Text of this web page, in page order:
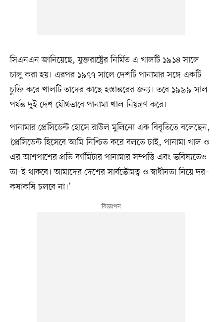
সিএনএন জানিয়েছে, যুক্তরাষ্ট্রের নির্মিত এ খালটি ১৯১৪ সালে
চালু করা হয়। এরপর ১৯৭৭ সালে দেশটি পানামার সঙ্গে একটি
চুক্তি করে খালটি তাদের কাছে হস্তান্তরের জন্য। তবে ১৯৯৯ সাল
পর্যন্ত দুই দেশ যৌথভাবে পানামা খাল নিয়ন্ত্রণ করে।
পানামার প্রেসিডেন্ট হোসে রাউল মুলিনো এক বিবৃতিতে বলেছেন,
‘প্রেসিডেন্ট হিসেবে আমি নিশ্চিত করে বলতে চাই, পানামা খাল ও
এর আশপাশের প্রতি বর্গমিটার পানামার সম্পত্তি এবং ভবিষ্যতেও
তা–ই থাকবে। আমাদের দেশের সার্বভৌমত্ব ও স্বাধীনতা নিয়ে দর–
কষাকষি চলবে না।’